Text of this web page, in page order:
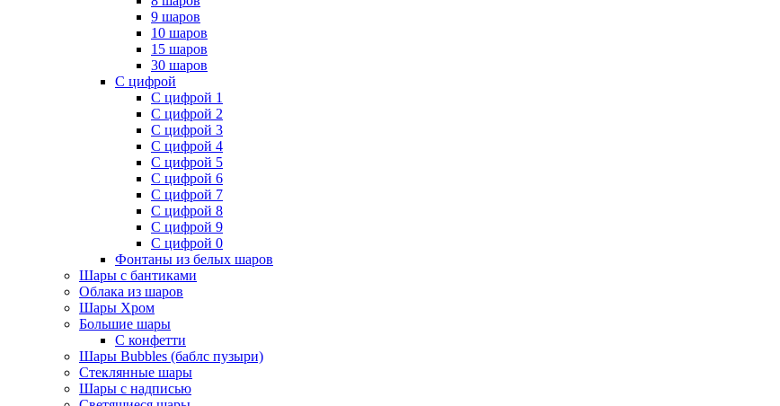
9 шаров
10 шаров
15 шаров
30 шаров
С цифрой
С цифрой 1
С цифрой 2
С цифрой 3
С цифрой 4
С цифрой 5
С цифрой 6
С цифрой 7
С цифрой 8
С цифрой 9
С цифрой 0
Фонтаны из белых шаров
Шары с бантиками
Облака из шаров
Шары Хром
Большие шары
С конфетти
Шары Bubbles (баблс пузыри)
Стеклянные шары
Шары с надписью